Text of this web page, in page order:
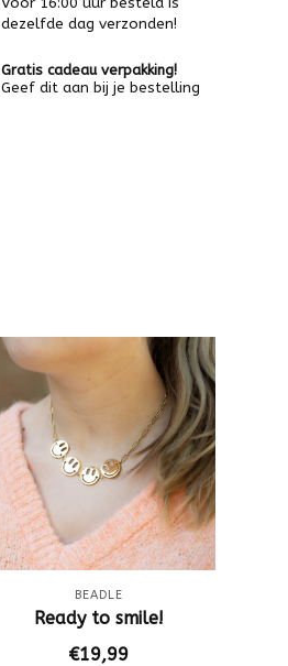
dezelfde dag verzonden!
Gratis cadeau verpakking!
Geef dit aan bij je bestelling
BEADLE
Ready to smile!
€19,99